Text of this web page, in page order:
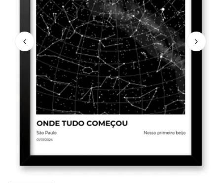
FRETE GRÁTIS nas compras acima de R$200
Ganhe 15% OFF com o cupom: AMOR
FRETE GRÁTIS nas compras acima de R$200